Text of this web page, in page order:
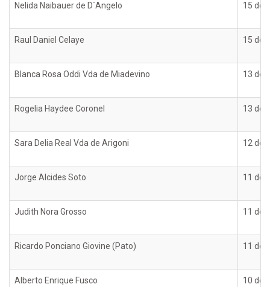
Nelida Naibauer de D´Angelo 15 de
Raul Daniel Celaye 15 de
Blanca Rosa Oddi Vda de Miadevino 13 de
Rogelia Haydee Coronel 13 de
Sara Delia Real Vda de Arigoni 12 de
Jorge Alcides Soto 11 de
Judith Nora Grosso 11 de
Ricardo Ponciano Giovine (Pato) 11 de
Alberto Enrique Fusco 10 de